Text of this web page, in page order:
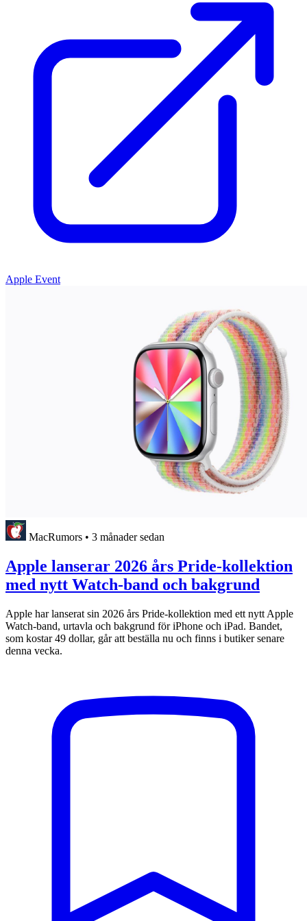
Apple Event
MacRumors • 3 månader sedan
Apple lanserar 2026 års Pride-kollektion
med nytt Watch-band och bakgrund
Apple har lanserat sin 2026 års Pride-kollektion med ett nytt Apple
Watch-band, urtavla och bakgrund för iPhone och iPad. Bandet,
som kostar 49 dollar, går att beställa nu och finns i butiker senare
denna vecka.